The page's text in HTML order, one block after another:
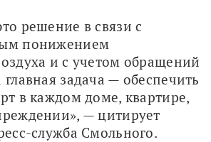
решение в связи с
понижением
и с учетом обращений
задача — обеспечить
в каждом доме, квартире,
— цитирует
служба Смольного.